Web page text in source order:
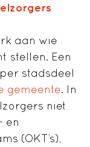
aan wie
stellen. Een
stadsdeel
gemeente. In
niet
en
(OKT’s),